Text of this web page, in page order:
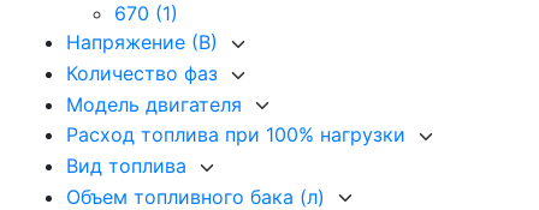
670 (1)
Напряжение (В)
Количество фаз
Модель двигателя
Расход топлива при 100% нагрузки
Вид топлива
Объем топливного бака (л)